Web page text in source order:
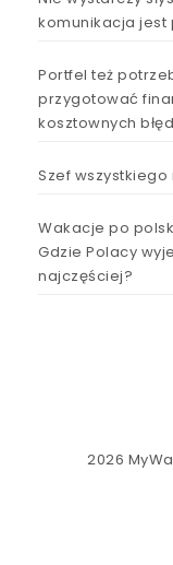
komunikacja
Portfel też
przygotować
kosztownych
Szef
Wakacje po
Gdzie Polacy
najczęściej?
2026